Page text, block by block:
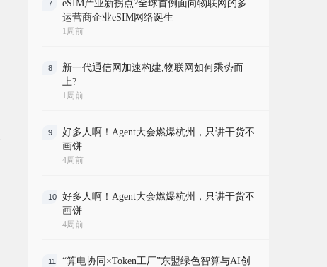
7
eSIM产业新拐点?全球首例面向物联网的多
运营商企业eSIM网络诞生
1周前
8
新一代通信网加速构建,物联网如何乘势而
上?
1周前
9
好多人啊！Agent大会燃爆杭州，只讲干货不
画饼
4周前
10
好多人啊！Agent大会燃爆杭州，只讲干货不
画饼
4周前
11
“算电协同×Token工厂”东盟绿色智算与AI创